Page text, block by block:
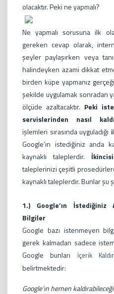
olacaktır. Peki ne yapmalı?
Ne yapmalı sorusuna ilk
gereken cevap olarak,
şeyler paylaşırken veya
halindeyken azami dikkat
birden küpe yapmanız
şekilde uygulamak sonradan
ölçüde azaltacaktır. Peki
servislerinden nasıl
işlemleri sırasında uyguladığı
Google’ın istediğiniz anda
kaynaklı taleplerdir. İkincisi
taleplerinizi çeşitli
kaynaklı taleplerdir. Bunlar şu
1.) Google’ın İstediğiniz
Bilgiler
Google bazı istenmeyen
gerek kalmadan sadece
Google bunları
İçerik
belirtmektedir:
Google’ın hemen